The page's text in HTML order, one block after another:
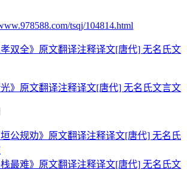
tsqj/104814.html
孝双全》原文翻译注释译文[唐代] 无名氏文
光》原文翻译注释译文[唐代] 无名氏文言文
垣公规劝》原文翻译注释译文[唐代] 无名氏
栈最难》原文翻译注释译文[唐代] 无名氏文